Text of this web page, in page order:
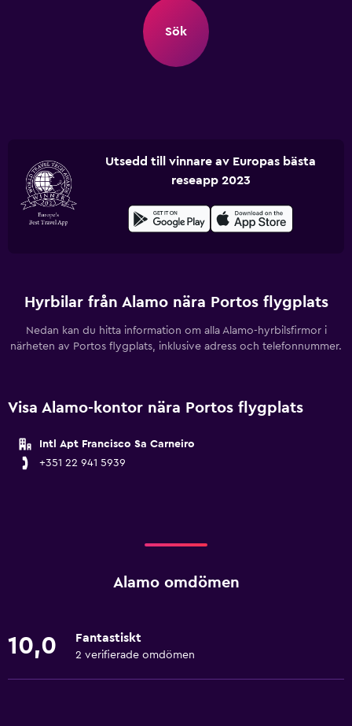
Sök
Utsedd till vinnare av Europas bästa
reseapp 2023
Hyrbilar från Alamo nära Portos flygplats
Nedan kan du hitta information om alla Alamo-hyrbilsfirmor i
närheten av Portos flygplats, inklusive adress och telefonnummer.
Visa Alamo-kontor nära Portos flygplats
Intl Apt Francisco Sa Carneiro
+351 22 941 5939
Alamo omdömen
10,0 Fantastiskt
2 verifierade omdömen